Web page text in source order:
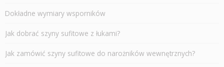
Dokładne wymiary wsporników
Jak dobrać szyny sufitowe z łukami?
Jak zamówić szyny sufitowe do narożników wewnętrznych?